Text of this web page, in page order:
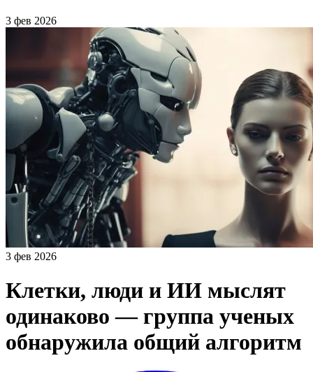
3 фев 2026
3 фев 2026
Клетки, люди и ИИ мыслят
одинаково — группа ученых
обнаружила общий алгоритм